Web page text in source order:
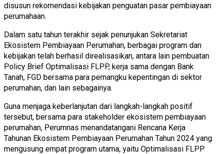
disusun rekomendasi kebijakan penguatan pasar pembiayaan
perumahaan.
Dalam satu tahun terakhir sejak penunjukan Sekretariat
Ekosistem Pembiayaan Perumahan, berbagai program dan
kebijakan telah berhasil direalisasikan, antara lain pembuatan
Policy Brief Optimalisasi FLPP, kerja sama dengan Bank
Tanah, FGD bersama para pemangku kepentingan di sektor
perumahan, dan lain sebagainya.
Guna menjaga keberlanjutan dari langkah-langkah positif
tersebut, bersama para stakeholder ekosistem pembiayaan
perumahan, Perumnas menandatangani Rencana Kerja
Tahunan Ekosistem Pembiayaan Perumahan Tahun 2024 yang
mengusung empat program utama, yaitu Optimalisasi FLPP